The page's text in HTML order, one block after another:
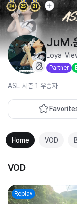
JuM.
Loyal
Partner
ASL 시즌 1 우승자
Home VOD
VOD
Replay